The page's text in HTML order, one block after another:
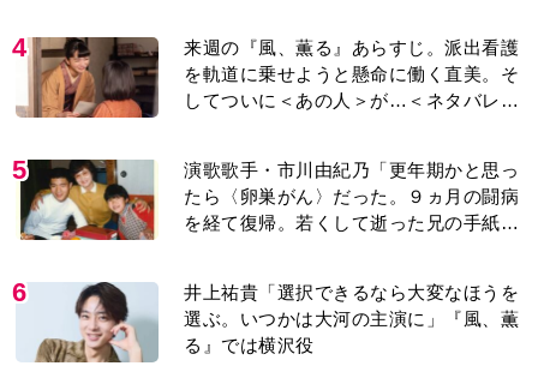
4
来週の『風、薫る』あらすじ。派出看護
を軌道に乗せようと懸命に働く直美。そ
してついに＜あの人＞が…＜ネタバレあ
5
演歌歌手・市川由紀乃「更年期かと思っ
たら〈卵巣がん〉だった。９ヵ月の闘病
を経て復帰。若くして逝った兄の手紙を
6
井上祐貴「選択できるなら大変なほうを
選ぶ。いつかは大河の主演に」『風、薫
る』では横沢役